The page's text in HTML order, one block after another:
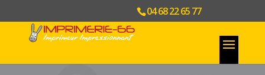
04 68 22 65 77